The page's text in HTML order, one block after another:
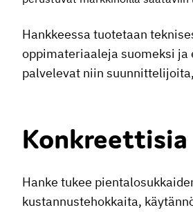
Hankkeessa tuotetaan
oppimateriaaleja suomeksi
palvelevat niin
Hanke tukee
kustannustehokkaita,